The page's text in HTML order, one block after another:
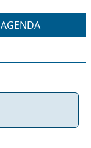
AGENDA